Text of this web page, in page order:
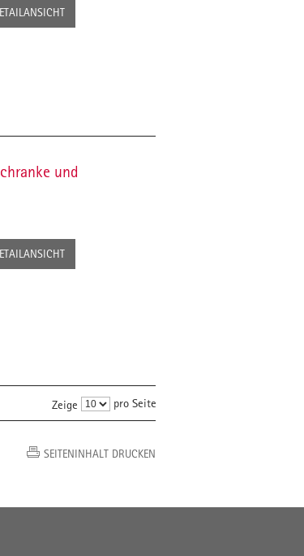
und
Zeige pro Seite
SEITENINHALT DRUCKEN